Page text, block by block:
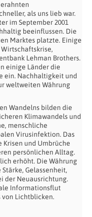
erahnten
als uns lieb war.
im September 2001
beeinflussen. Die
Marktes platzte. Einige
Lehman Brothers.
einige Länder die
ein. Nachhaltigkeit und
weltweiten Währung
Wandelns bilden die
Klimawandels und
menschliche
Virusinfektion. Das
Krisen und Umbrüche
persönlichen Alltag.
erhöht. Die Währung
Gelassenheit,
der Neuausrichtung.
Informationsflut
Lichtblicken.